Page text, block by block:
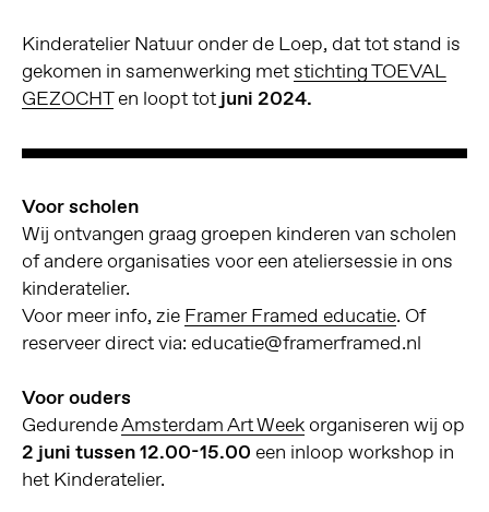
Kinderatelier Natuur onder de Loep, dat tot stand is
gekomen in samenwerking metstichting TOEVAL
GEZOCHTen loopt tot juni 2024.
Voor scholen
Wij ontvangen graag groepen kinderen van scholen
of andere organisaties voor een ateliersessie in ons
kinderatelier.
Voor meer info, zie Framer Framed educatie. Of
reserveer direct via: educatie@framerframed.nl
Voor ouders
GedurendeAmsterdam Art Weekorganiseren wij op
2 juni tussen 12.00-15.00 een inloop workshop in
het Kinderatelier.